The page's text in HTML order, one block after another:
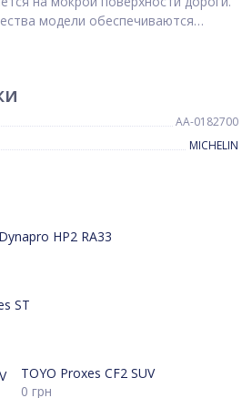
модели обеспечиваются…
HP2 RA33
ST
TOYO Proxes CF2 SUV
0 грн
AA-0182700
MICHELIN